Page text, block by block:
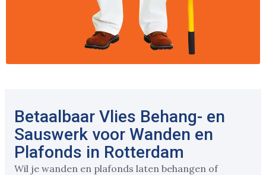
Betaalbaar Vlies Behang- en
Sauswerk voor Wanden en
Plafonds in Rotterdam
Wil je wanden en plafonds laten behangen of